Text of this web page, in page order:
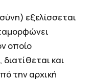
εξελίσσεται
οποίο
και
την αρχική